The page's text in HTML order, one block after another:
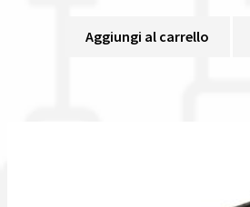
Aggiungi al carrello